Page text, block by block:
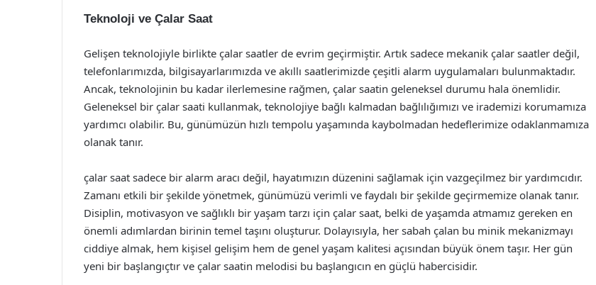
Teknoloji ve Çalar Saat
Gelişen teknolojiyle birlikte çalar saatler de evrim geçirmiştir. Artık sadece mekanik çalar saatler değil,
telefonlarımızda, bilgisayarlarımızda ve akıllı saatlerimizde çeşitli alarm uygulamaları bulunmaktadır.
Ancak, teknolojinin bu kadar ilerlemesine rağmen, çalar saatin geleneksel durumu hala önemlidir.
Geleneksel bir çalar saati kullanmak, teknolojiye bağlı kalmadan bağlılığımızı ve irademizi korumamıza
yardımcı olabilir. Bu, günümüzün hızlı tempolu yaşamında kaybolmadan hedeflerimize odaklanmamıza
olanak tanır.
çalar saat sadece bir alarm aracı değil, hayatımızın düzenini sağlamak için vazgeçilmez bir yardımcıdır.
Zamanı etkili bir şekilde yönetmek, günümüzü verimli ve faydalı bir şekilde geçirmemize olanak tanır.
Disiplin, motivasyon ve sağlıklı bir yaşam tarzı için çalar saat, belki de yaşamda atmamız gereken en
önemli adımlardan birinin temel taşını oluşturur. Dolayısıyla, her sabah çalan bu minik mekanizmayı
ciddiye almak, hem kişisel gelişim hem de genel yaşam kalitesi açısından büyük önem taşır. Her gün
yeni bir başlangıçtır ve çalar saatin melodisi bu başlangıcın en güçlü habercisidir.